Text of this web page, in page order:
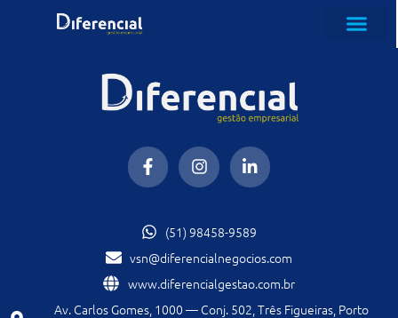
(51) 98458-9589
vsn@diferencialnegocios.com
www.diferencialgestao.com.br
Av. Carlos Gomes, 1000 — Conj. 502, Três Figueiras, Porto